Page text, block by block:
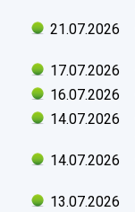
21.07.2026
17.07.2026
16.07.2026
14.07.2026
14.07.2026
13.07.2026